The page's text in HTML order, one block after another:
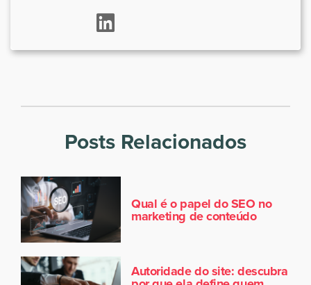
Posts Relacionados
Qual é o papel do SEO no
marketing de conteúdo
Autoridade do site: descubra